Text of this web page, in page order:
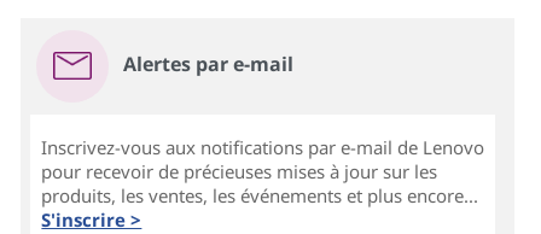
Alertes par e-mail
Inscrivez-vous aux notifications par e-mail de Lenovo
pour recevoir de précieuses mises à jour sur les
produits, les ventes, les événements et plus encore...
S'inscrire >